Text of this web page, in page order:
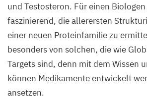
und Testosteron. Für einen
faszinierend, die allerersten
einer neuen Proteinfamilie zu
besonders von solchen, die wie
Targets sind, denn mit dem Wissen
können Medikamente entwickelt
ansetzen.